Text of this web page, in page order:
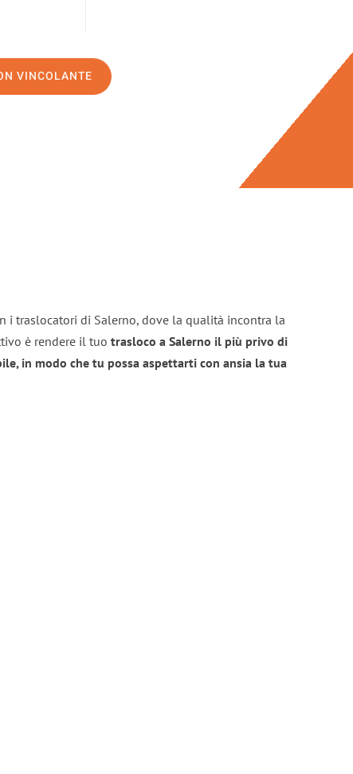
VINCOLANTE
i traslocatori di Salerno, dove la qualità incontra la
è rendere il tuo trasloco a Salerno il più privo di
in modo che tu possa aspettarti con ansia la tua